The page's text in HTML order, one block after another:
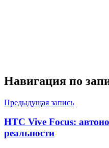
Навигация по
Предыдущая запись
HTC Vive Focus:
реальности